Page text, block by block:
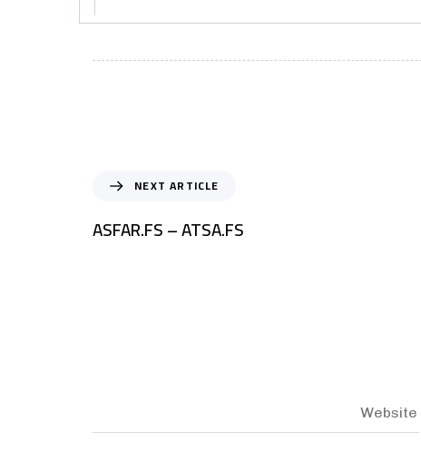
NEXT ARTICLE
ASFAR.FS – ATSA.FS